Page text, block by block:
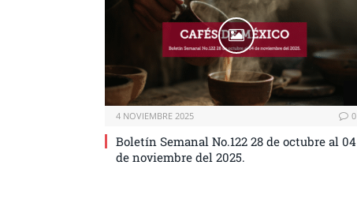
4 NOVIEMBRE 2025 0
Boletín Semanal No.122 28 de octubre al 04
de noviembre del 2025.